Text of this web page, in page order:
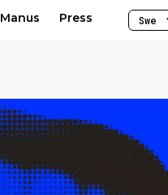
Manus Press Swe